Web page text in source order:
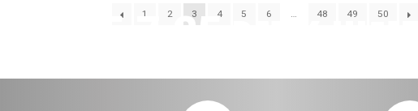
5.7.25 הזמנה 1 2 3 4 5 6 … 48 49 50